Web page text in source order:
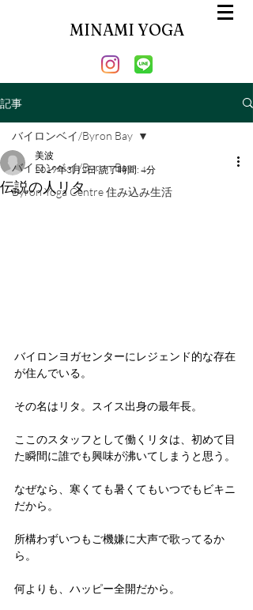
MINAMI YOGA
記事
バイロンベイ/Byron Bay
Byron Yoga Centre 住み込み生活
バイロンベイ/Byron Bay
伝説の人リタ
美波
2019年3月2日 読了時間: 4分
バイロンヨガセンターにレジェンド的な存在
が住んでいる。
その名はリタ。スイス出身の最年長。
ここのスタッフとして働くリタは、初めて目
た瞬間に誰でも興味が沸いてしまうと思う。
なぜなら、寒くても暑くてもいつでもビキニ
だから。
所構わずいつもご機嫌に大声で歌ってるか
ら。
何よりも、ハッピー全開だから。